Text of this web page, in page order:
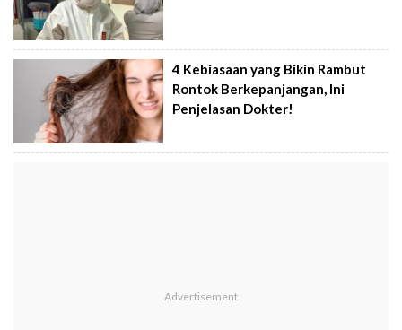
4 Kebiasaan yang Bikin Rambut
Rontok Berkepanjangan, Ini
Penjelasan Dokter!